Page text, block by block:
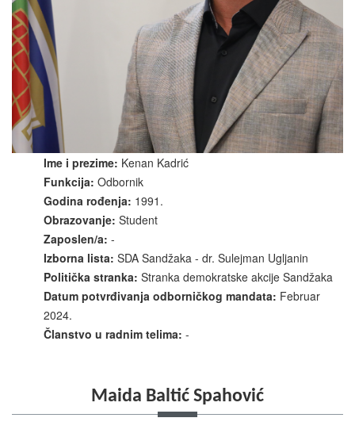
Ime i prezime: Kenan Kadrić
Funkcija: Odbornik
Godina rođenja: 1991.
Obrazovanje: Student
Zaposlen/a: -
Izborna lista: SDA Sandžaka - dr. Sulejman Ugljanin
Politička stranka: Stranka demokratske akcije Sandžaka
Datum potvrđivanja odborničkog mandata: Februar
2024.
Članstvo u radnim telima: -
Maida Baltić Spahović